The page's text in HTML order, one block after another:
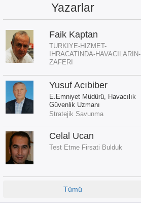
Yazarlar
Faik Kaptan
TURKIYE-HIZMET-
IHRACATINDA-HAVACILARIN-
ZAFERI
Yusuf Acıbiber
E.Emniyet Müdürü, Havacılık
Güvenlik Uzmanı
Stratejik Savunma
Celal Ucan
Test Etme Firsati Bulduk
Tümü